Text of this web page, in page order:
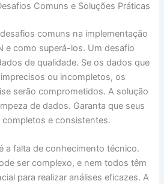
Comuns e Soluções Práticas
comuns na implementação
e como superá-los. Um desafio
de qualidade. Se os dados que
ou incompletos, os
serão comprometidos. A solução
de dados. Garanta que seus
e consistentes.
a falta de conhecimento técnico.
ser complexo, e nem todos têm
para realizar análises eficazes. A